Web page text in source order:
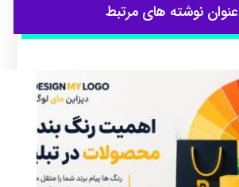
عنوان ‫نوشته های مرتبط